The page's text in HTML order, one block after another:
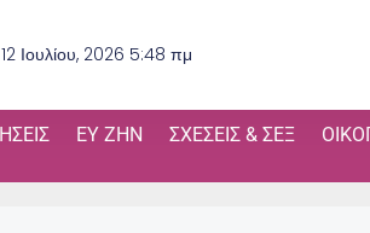
12 Ιουλίου, 2026 5:48 πμ
ΕΥ ΖΗΝ ΣΧΈΣΕΙΣ & ΣΕΞ